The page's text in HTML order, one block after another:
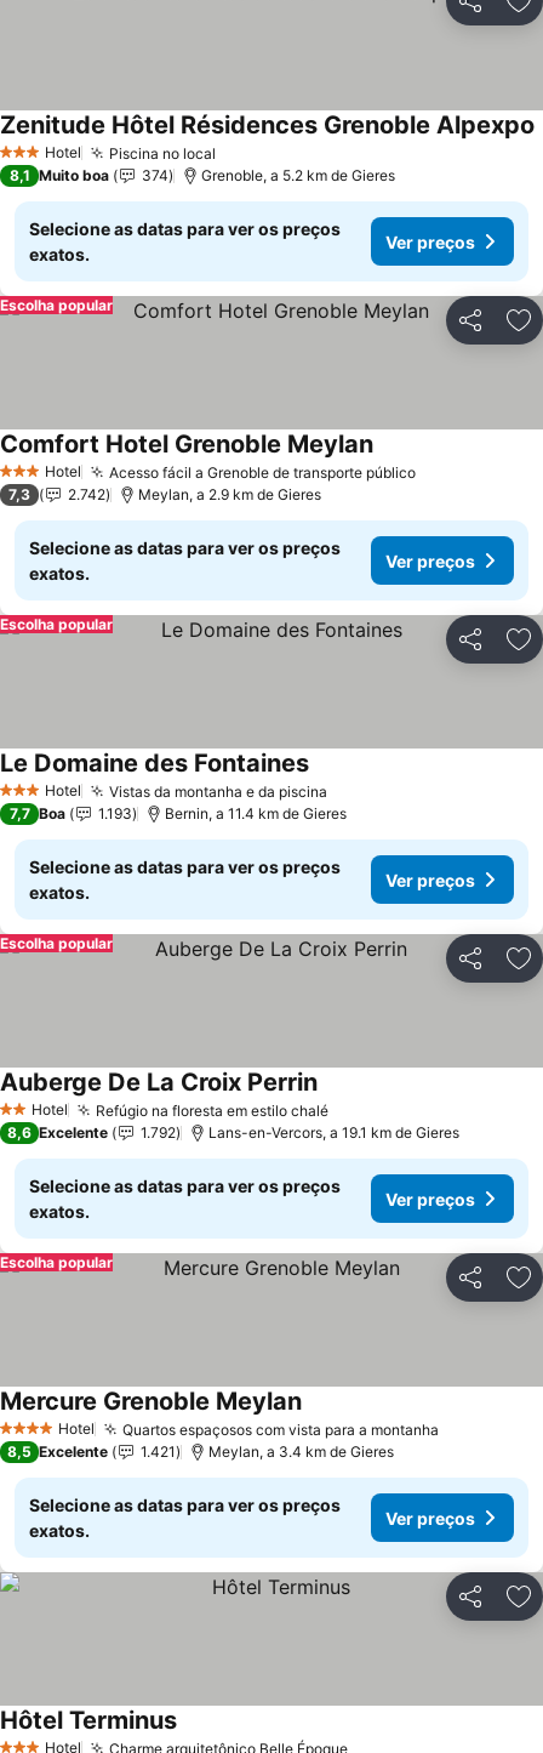
Partilhar
3 EstrelasHotel Piscina no local
Zenitude Hôtel Résidences Grenoble Alpexpo
8,1 Muito boa 374 Grenoble, a 5.2 km de Gieres
Selecione as datas para ver os preços
exatos.
Ver preços
Partilhar
Escolha popular
3 EstrelasHotel Acesso fácil a Grenoble de transporte público
Comfort Hotel Grenoble Meylan
7,3 2.742 Meylan, a 2.9 km de Gieres
Selecione as datas para ver os preços
exatos.
Ver preços
Partilhar
Escolha popular
3 EstrelasHotel Vistas da montanha e da piscina
Le Domaine des Fontaines
7,7 Boa 1.193 Bernin, a 11.4 km de Gieres
Selecione as datas para ver os preços
exatos.
Ver preços
Partilhar
Escolha popular
2 Estrelas
Hotel Refúgio na floresta em estilo chalé
Auberge De La Croix Perrin
8,6 Excelente 1.792 Lans-en-Vercors, a 19.1 km de Gieres
Selecione as datas para ver os preços
exatos.
Ver preços
Partilhar
Escolha popular
4 EstrelasHotel Quartos espaçosos com vista para a montanha
Mercure Grenoble Meylan
8,5 Excelente 1.421 Meylan, a 3.4 km de Gieres
Selecione as datas para ver os preços
exatos.
Ver preços
Partilhar
Hotel Charme arquitetônico Belle Époque
Hôtel Terminus